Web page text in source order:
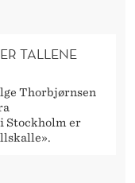
TALLENE
Thorbjørnsen
Stockholm er